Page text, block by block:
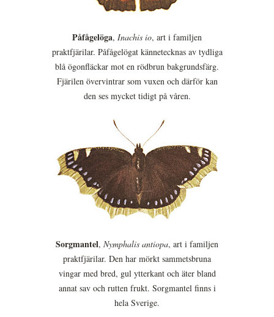
Påfågelöga, Inachis io, art i familjen
praktfjärilar. Påfågelögat kännetecknas av tydliga
blå ögonfläckar mot en rödbrun bakgrundsfärg.
Fjärilen övervintrar som vuxen och därför kan
den ses mycket tidigt på våren.
Sorgmantel, Nymphalis antiopa, art i familjen
praktfjärilar. Den har mörkt sammetsbruna
vingar med bred, gul ytterkant och äter bland
annat sav och rutten frukt. Sorgmantel finns i
hela Sverige.